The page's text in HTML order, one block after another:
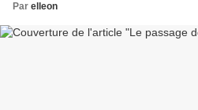
Par elleon